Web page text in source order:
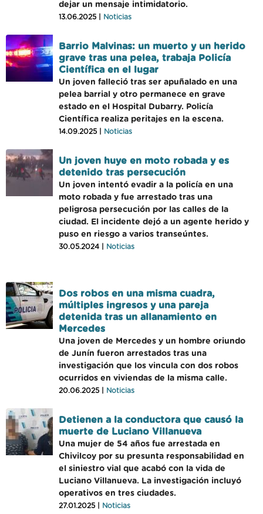
dejar un mensaje intimidatorio.
13.06.2025 | Noticias
Barrio Malvinas: un muerto y un herido
grave tras una pelea, trabaja Policía
Científica en el lugar
Un joven falleció tras ser apuñalado en una
pelea barrial y otro permanece en grave
estado en el Hospital Dubarry. Policía
Científica realiza peritajes en la escena.
14.09.2025 | Noticias
Un joven huye en moto robada y es
detenido tras persecución
Un joven intentó evadir a la policía en una
moto robada y fue arrestado tras una
peligrosa persecución por las calles de la
ciudad. El incidente dejó a un agente herido y
puso en riesgo a varios transeúntes.
30.05.2024 | Noticias
Dos robos en una misma cuadra,
múltiples ingresos y una pareja
detenida tras un allanamiento en
Mercedes
Una joven de Mercedes y un hombre oriundo
de Junín fueron arrestados tras una
investigación que los vincula con dos robos
ocurridos en viviendas de la misma calle.
20.06.2025 | Noticias
Detienen a la conductora que causó la
muerte de Luciano Villanueva
Una mujer de 54 años fue arrestada en
Chivilcoy por su presunta responsabilidad en
el siniestro vial que acabó con la vida de
Luciano Villanueva. La investigación incluyó
operativos en tres ciudades.
27.01.2025 | Noticias